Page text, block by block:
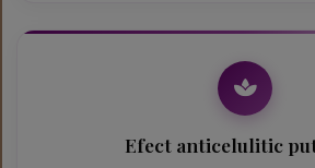
Efect anticelulitic